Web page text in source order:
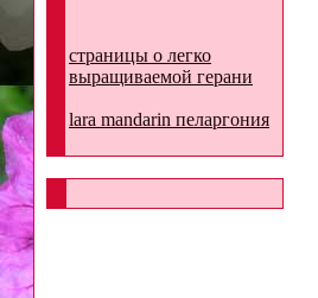
страницы о легко
выращиваемой герани
lara mandarin пеларгония